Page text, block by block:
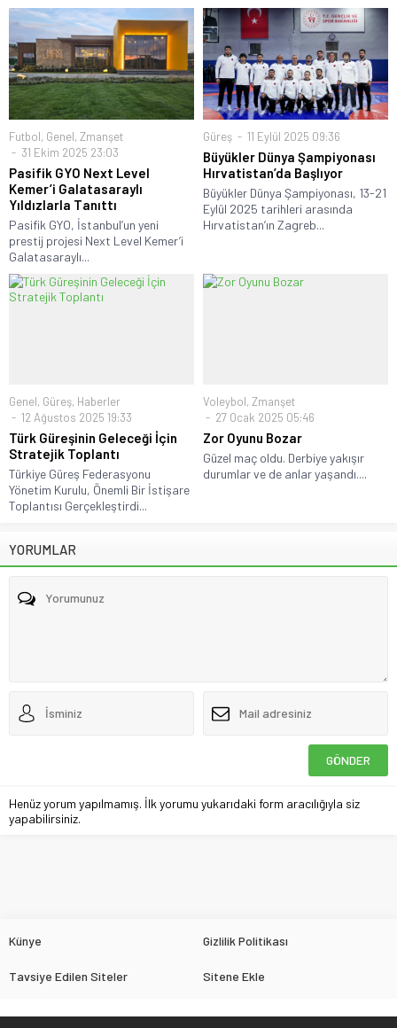
Futbol, Genel, Zmanşet
31 Ekim 2025 23:03
Pasifik GYO Next Level
Kemer’i Galatasaraylı
Yıldızlarla Tanıttı
Pasifik GYO, İstanbul’un yeni
prestij projesi Next Level Kemer’i
Galatasaraylı...
Güreş 11 Eylül 2025 09:36
Büyükler Dünya Şampiyonası
Hırvatistan’da Başlıyor
Büyükler Dünya Şampiyonası, 13-21
Eylül 2025 tarihleri arasında
Hırvatistan’ın Zagreb...
Genel, Güreş, Haberler
12 Ağustos 2025 19:33
Türk Güreşinin Geleceği İçin
Stratejik Toplantı
Türkiye Güreş Federasyonu
Yönetim Kurulu, Önemli Bir İstişare
Toplantısı Gerçekleştirdi...
Voleybol, Zmanşet
27 Ocak 2025 05:46
Zor Oyunu Bozar
Güzel maç oldu. Derbiye yakışır
durumlar ve de anlar yaşandı....
YORUMLAR
Henüz yorum yapılmamış. İlk yorumu yukarıdaki form aracılığıyla siz
yapabilirsiniz.
Künye Gizlilik Politikası
Tavsiye Edilen Siteler Sitene Ekle